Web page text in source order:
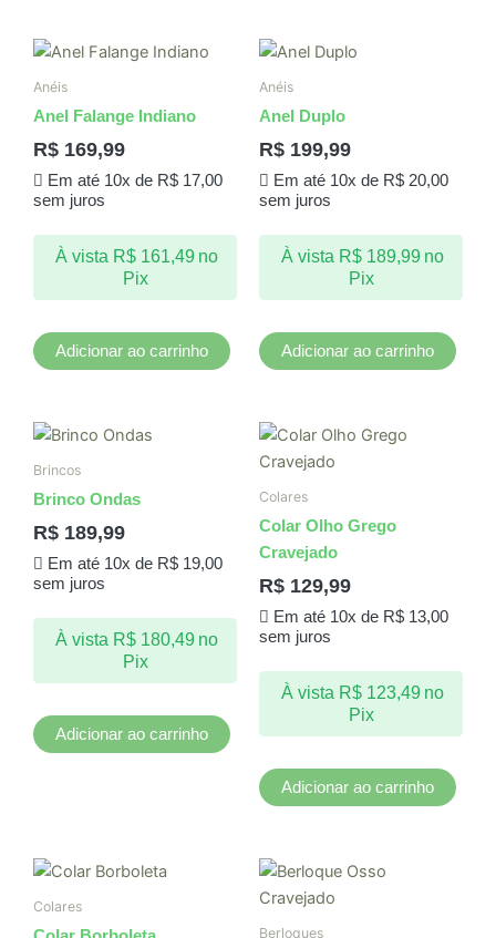
Anéis
Anel Falange Indiano
R$ 169,99
Em até 10x de R$17,00
sem juros
À vista R$161,49 no
Pix
Adicionar ao carrinho
Anéis
Anel Duplo
R$ 199,99
Em até 10x de R$20,00
sem juros
À vista R$189,99 no
Pix
Adicionar ao carrinho
Brincos
Brinco Ondas
R$ 189,99
Em até 10x de R$19,00
sem juros
À vista R$180,49 no
Pix
Adicionar ao carrinho
Colares
Colar Olho Grego
Cravejado
R$ 129,99
Em até 10x de R$13,00
sem juros
À vista R$123,49 no
Pix
Adicionar ao carrinho
Colares
Berloques